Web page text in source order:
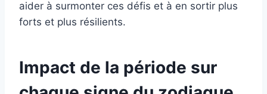
aider à surmonter ces défis et à en sortir plus
forts et plus résilients.
Impact de la période sur